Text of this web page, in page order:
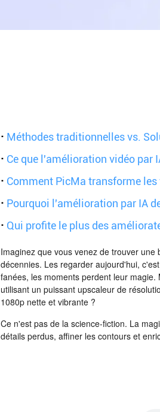
· Méthodes traditionnelles vs.
· Ce que l'amélioration vidéo par
· Comment PicMa transforme
· Pourquoi l'amélioration par IA
· Qui profite le plus des
Imaginez que vous venez de trouver
décennies. Les regarder aujourd'hui,
fanées, les moments perdent leur
utilisant un puissant upscaleur de
1080p nette et vibrante ?
Ce n'est pas de la science-fiction. La
détails perdus, affiner les contours et